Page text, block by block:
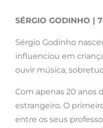
SÉRGIO GODINHO |
Sérgio Godinho
influenciou em
ouvir música,
Com apenas 20 anos
estrangeiro. O
entre os seus